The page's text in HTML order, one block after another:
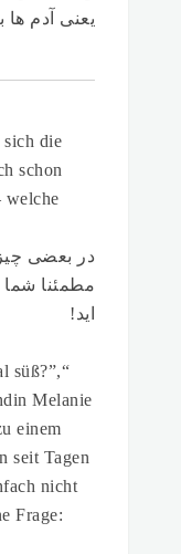
یعنی آدم ها
sich die
schon
welche
در بعضی
مطمئنا شما
اید!
süß?”,
Melanie
einem
seit Tagen
nicht
Frage: